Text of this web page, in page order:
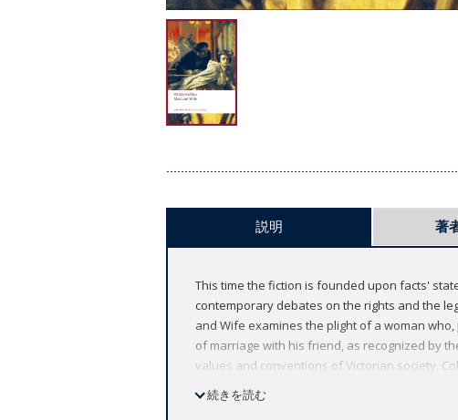
説明 著
This time the fiction is founded upon facts'
contemporary debates on the rights and the
and Wife examines the plight of a woman
of marriage with his friend, as recognized by
values and conventions of Victorian society.
moves from a country house to a London
続きを読む